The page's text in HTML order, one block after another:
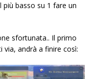
più basso su 1 fare un
sfortunata.. Il primo
via, andrà a finire così: